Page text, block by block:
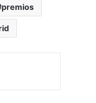
premios